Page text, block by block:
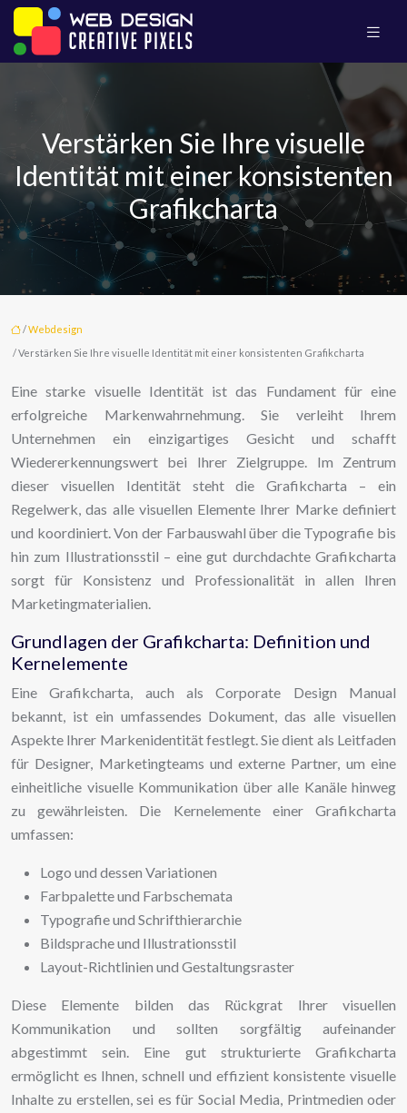
Verstärken Sie Ihre visuelle
Identität mit einer konsistenten
Grafikcharta
/Webdesign
/ Verstärken Sie Ihre visuelle Identität mit einer konsistenten Grafikcharta
Eine starke visuelle Identität ist das Fundament für eine
erfolgreiche Markenwahrnehmung. Sie verleiht Ihrem
Unternehmen ein einzigartiges Gesicht und schafft
Wiedererkennungswert bei Ihrer Zielgruppe. Im Zentrum
dieser visuellen Identität steht die Grafikcharta – ein
Regelwerk, das alle visuellen Elemente Ihrer Marke definiert
und koordiniert. Von der Farbauswahl über die Typografie bis
hin zum Illustrationsstil – eine gut durchdachte Grafikcharta
sorgt für Konsistenz und Professionalität in allen Ihren
Marketingmaterialien.
Grundlagen der Grafikcharta: Definition und
Kernelemente
Eine Grafikcharta, auch als Corporate Design Manual
bekannt, ist ein umfassendes Dokument, das alle visuellen
Aspekte Ihrer Markenidentität festlegt. Sie dient als Leitfaden
für Designer, Marketingteams und externe Partner, um eine
einheitliche visuelle Kommunikation über alle Kanäle hinweg
zu gewährleisten. Die Kernelemente einer Grafikcharta
umfassen:
Logo und dessen Variationen
Farbpalette und Farbschemata
Typografie und Schrifthierarchie
Bildsprache und Illustrationsstil
Layout-Richtlinien und Gestaltungsraster
Diese Elemente bilden das Rückgrat Ihrer visuellen
Kommunikation und sollten sorgfältig aufeinander
abgestimmt sein. Eine gut strukturierte Grafikcharta
ermöglicht es Ihnen, schnell und effizient konsistente visuelle
Inhalte zu erstellen, sei es für Social Media, Printmedien oder